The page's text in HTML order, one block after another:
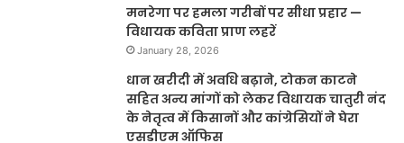
मनरेगा पर हमला गरीबों पर सीधा प्रहार —
विधायक कविता प्राण लहरें
January 28, 2026
धान खरीदी में अवधि बढ़ाने, टोकन काटने
सहित अन्य मांगों को लेकर विधायक चातुरी नंद
के नेतृत्व में किसानों और कांग्रेसियों ने घेरा
एसडीएम ऑफिस